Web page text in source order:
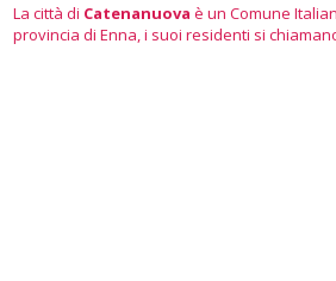
La città di Catenanuova è un Comune
provincia di Enna, i suoi residenti si